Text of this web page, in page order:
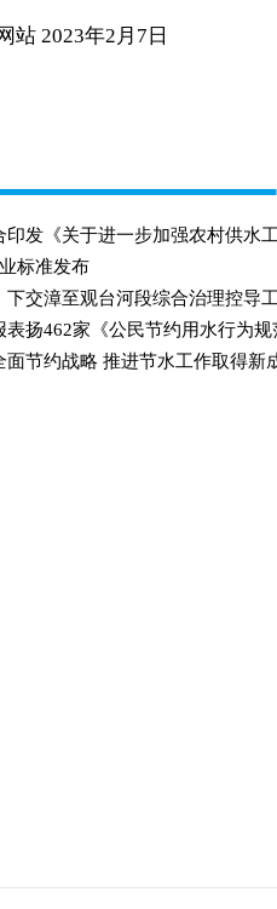
2023年2月7日
印发《关于进一步加强农村供水
标准发布
下交漳至观台河段综合治理控导
表扬462家《公民节约用水行为
面节约战略 推进节水工作取得新